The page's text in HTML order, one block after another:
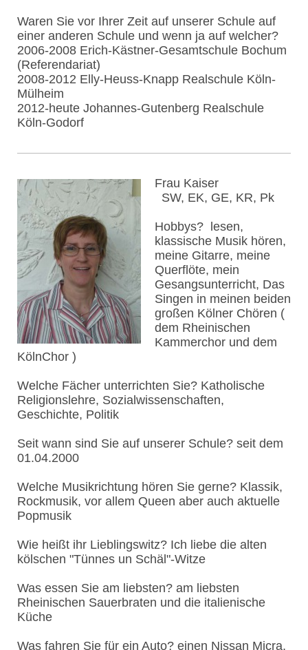
Waren Sie vor Ihrer Zeit auf unserer Schule auf
einer anderen Schule und wenn ja auf welcher?
2006-2008 Erich-Kästner-Gesamtschule Bochum
(Referendariat)
2008-2012 Elly-Heuss-Knapp Realschule Köln-
Mülheim
2012-heute Johannes-Gutenberg Realschule
Köln-Godorf
Frau Kaiser
SW, EK, GE, KR, Pk
Hobbys? lesen,
klassische Musik hören,
meine Gitarre, meine
Querflöte, mein
Gesangsunterricht, Das
Singen in meinen beiden
großen Kölner Chören (
dem Rheinischen
Kammerchor und dem
KölnChor )
Welche Fächer unterrichten Sie? Katholische
Religionslehre, Sozialwissenschaften,
Geschichte, Politik
Seit wann sind Sie auf unserer Schule? seit dem
01.04.2000
Welche Musikrichtung hören Sie gerne? Klassik,
Rockmusik, vor allem Queen aber auch aktuelle
Popmusik
Wie heißt ihr Lieblingswitz? Ich liebe die alten
kölschen "Tünnes un Schäl"-Witze
Was essen Sie am liebsten? am liebsten
Rheinischen Sauerbraten und die italienische
Küche
Was fahren Sie für ein Auto? einen Nissan Micra,